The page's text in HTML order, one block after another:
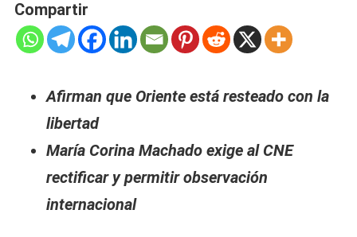
Compartir
Afirman que Oriente está resteado con la
libertad
María Corina Machado exige al CNE
rectificar y permitir observación
internacional